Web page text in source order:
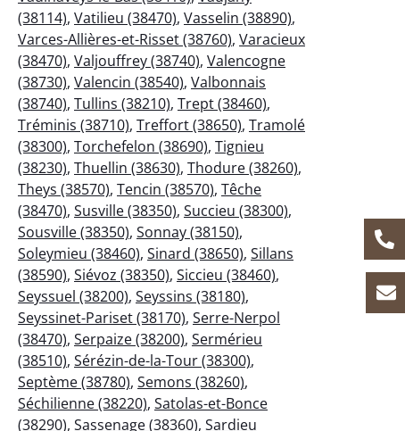
(38114), Vatilieu (38470), Vasselin (38890),
Varces-Allières-et-Risset (38760), Varacieux
(38470), Valjouffrey (38740), Valencogne
(38730), Valencin (38540), Valbonnais
(38740), Tullins (38210), Trept (38460),
Tréminis (38710), Treffort (38650), Tramolé
(38300), Torchefelon (38690), Tignieu
(38230), Thuellin (38630), Thodure (38260),
Theys (38570), Tencin (38570), Têche
(38470), Susville (38350), Succieu (38300),
Sousville (38350), Sonnay (38150),
Soleymieu (38460), Sinard (38650), Sillans
(38590), Siévoz (38350), Siccieu (38460),
Seyssuel (38200), Seyssins (38180),
Seyssinet-Pariset (38170), Serre-Nerpol
(38470), Serpaize (38200), Sermérieu
(38510), Sérézin-de-la-Tour (38300),
Septème (38780), Semons (38260),
Séchilienne (38220), Satolas-et-Bonce
(38290), Sassenage (38360), Sardieu